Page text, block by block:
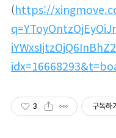
(https://
3 구독하기